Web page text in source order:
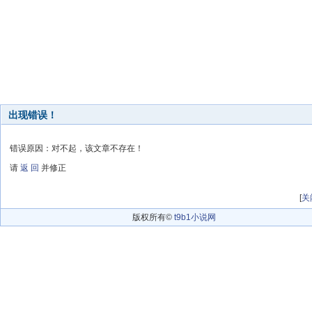
出现错误！
错误原因：对不起，该文章不存在！
请 返 回 并修正
[关
版权所有© t9b1小说网